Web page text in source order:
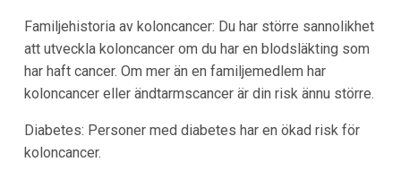
Familjehistoria av koloncancer: Du har större sannolikhet
att utveckla koloncancer om du har en blodsläkting som
har haft cancer. Om mer än en familjemedlem har
koloncancer eller ändtarmscancer är din risk ännu större.
Diabetes: Personer med diabetes har en ökad risk för
koloncancer.